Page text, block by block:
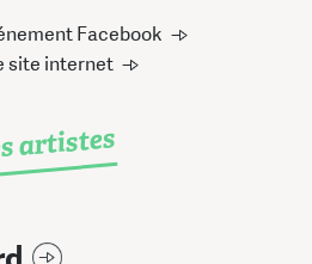
Facebook
site internet
artistes